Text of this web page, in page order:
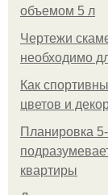
объемом 5 л
Чертежи
необходимо
Как
цветов и
Планировка
квартиры